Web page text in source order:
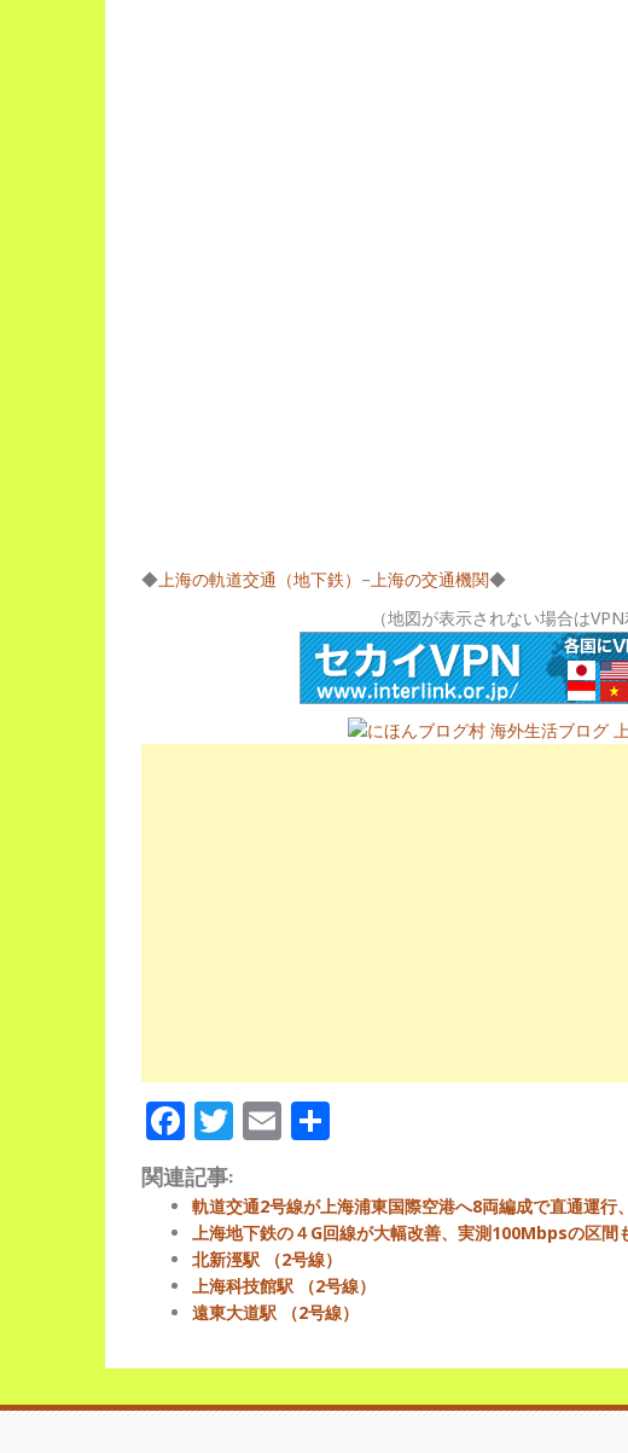
◆ 上海の軌道交通（地下鉄） – 上海の交通機関◆
（地図が表示されない場合は
Facebook
Twitter
Email
関連記事:
軌道交通2号線が上海浦東国際空港へ8両編成で直通運行
上海地下鉄の４G回線が大幅改善、実測100Mbpsの区間
北新涇駅 （2号線）
上海科技館駅 （2号線）
遠東大道駅 （2号線）